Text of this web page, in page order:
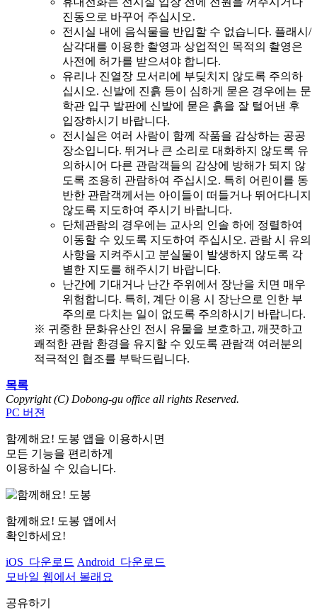
진동으로 바꾸어 주십시오.
전시실 내에 음식물을 반입할 수 없습니다. 플래시/
삼각대를 이용한 촬영과 상업적인 목적의 촬영은
사전에 허가를 받으셔야 합니다.
유리나 진열장 모서리에 부딪치지 않도록 주의하
십시오. 신발에 진흙 등이 심하게 묻은 경우에는 문
학관 입구 발판에 신발에 묻은 흙을 잘 털어낸 후
입장하시기 바랍니다.
전시실은 여러 사람이 함께 작품을 감상하는 공공
장소입니다. 뛰거나 큰 소리로 대화하지 않도록 유
의하시어 다른 관람객들의 감상에 방해가 되지 않
도록 조용히 관람하여 주십시오. 특히 어린이를 동
반한 관람객께서는 아이들이 떠들거나 뛰어다니지
않도록 지도하여 주시기 바랍니다.
단체관람의 경우에는 교사의 인솔 하에 정렬하여
이동할 수 있도록 지도하여 주십시오. 관람 시 유의
사항을 지켜주시고 분실물이 발생하지 않도록 각
별한 지도를 해주시기 바랍니다.
난간에 기대거나 난간 주위에서 장난을 치면 매우
위험합니다. 특히, 계단 이용 시 장난으로 인한 부
주의로 다치는 일이 없도록 주의하시기 바랍니다.
※ 귀중한 문화유산인 전시 유물을 보호하고, 깨끗하고
쾌적한 관람 환경을 유지할 수 있도록 관람객 여러분의
적극적인 협조를 부탁드립니다.
목록
Copyright (C) Dobong-gu office all rights Reserved.
PC 버젼
함께해요! 도봉 앱을 이용하시면
모든 기능을 편리하게
이용하실 수 있습니다.
함께해요! 도봉 앱에서
확인하세요!
iOS 다운로드 Android 다운로드
모바일 웹에서 볼래요
공유하기